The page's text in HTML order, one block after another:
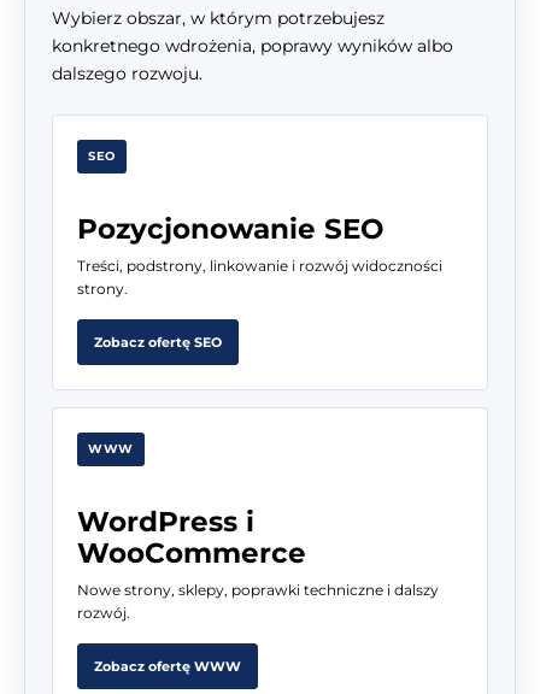
Wybierz obszar, w którym potrzebujesz
konkretnego wdrożenia, poprawy wyników albo
dalszego rozwoju.
SEO
Pozycjonowanie SEO
Treści, podstrony, linkowanie i rozwój widoczności
strony.
Zobacz ofertę SEO
WWW
WordPress i
WooCommerce
Nowe strony, sklepy, poprawki techniczne i dalszy
rozwój.
Zobacz ofertę WWW